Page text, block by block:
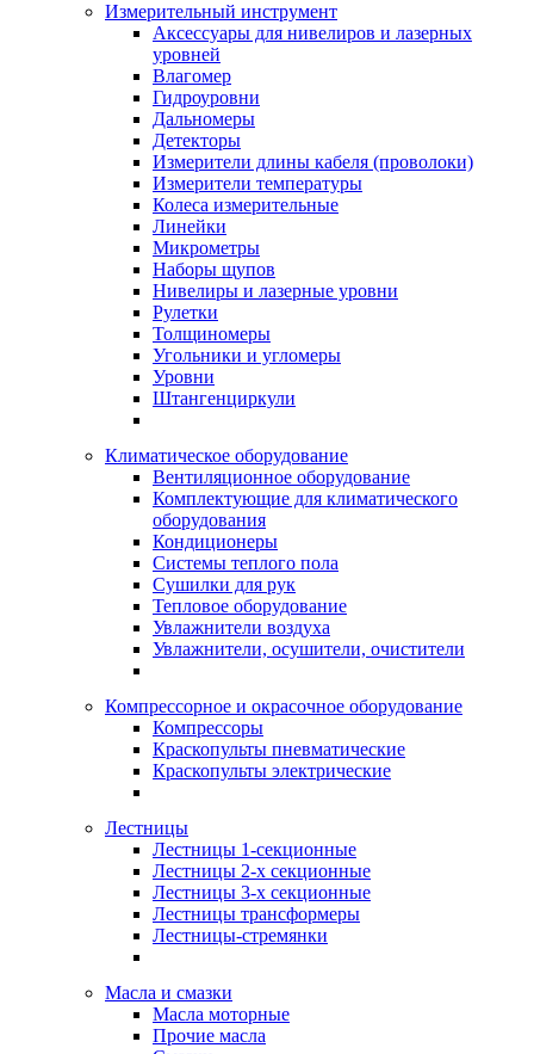
Измерительный инструмент
Аксессуары для нивелиров и лазерных
уровней
Влагомер
Гидроуровни
Дальномеры
Детекторы
Измерители длины кабеля (проволоки)
Измерители температуры
Колеса измерительные
Линейки
Микрометры
Наборы щупов
Нивелиры и лазерные уровни
Рулетки
Толщиномеры
Угольники и угломеры
Уровни
Штангенциркули
Климатическое оборудование
Вентиляционное оборудование
Комплектующие для климатического
оборудования
Кондиционеры
Системы теплого пола
Сушилки для рук
Тепловое оборудование
Увлажнители воздуха
Увлажнители, осушители, очистители
Компрессорное и окрасочное оборудование
Компрессоры
Краскопульты пневматические
Краскопульты электрические
Лестницы
Лестницы 1-секционные
Лестницы 2-х секционные
Лестницы 3-х секционные
Лестницы трансформеры
Лестницы-стремянки
Масла и смазки
Масла моторные
Прочие масла